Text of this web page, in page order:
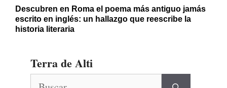
Descubren en Roma el poema más antiguo jamás
escrito en inglés: un hallazgo que reescribe la
historia literaria
Terra de Alti